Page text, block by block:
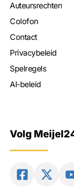
Auteursrechten
Colofon
Contact
Privacybeleid
Spelregels
AI-beleid
Volg